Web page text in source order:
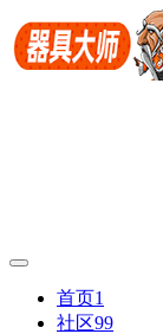
首页1
社区99